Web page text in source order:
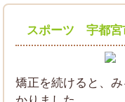
スポーツ 宇都
矯正を続けると、